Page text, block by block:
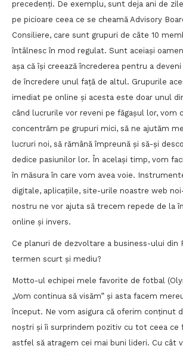
precedenți. De exemplu, sunt deja ani de
pe picioare ceea ce se cheamă Advisory
Consiliere, care sunt grupuri de câte 10
întâlnesc în mod regulat. Sunt aceiași
așa că își creează încrederea pentru a
de încredere unul față de altul. Grupurile
imediat pe online și acesta este doar unul
când lucrurile vor reveni pe făgașul lor, vom
concentrăm pe grupuri mici, să ne ajutăm
lucruri noi, să rămână împreună și să-și
dedice pasiunilor lor. În același timp, vom
în măsura în care vom avea voie.
digitale, aplicațiile, site-urile noastre web
nostru ne vor ajuta să trecem repede de la
online și invers.
Ce planuri de dezvoltare a business-ului din
termen scurt și mediu?
Motto-ul echipei mele favorite de fotbal
„Vom continua să visăm” și asta facem
început. Ne vom asigura că oferim conținut
noștri și îi surprindem pozitiv cu tot ceea ce
astfel să atragem cei mai buni lideri. Cu cât